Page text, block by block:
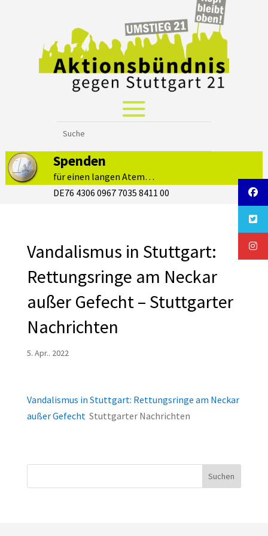
Spenden
für einen langen Atem…
DE76 4306 0967 7035 8411 00
Vandalismus in Stuttgart:
Rettungsringe am Neckar
außer Gefecht – Stuttgarter
Nachrichten
5. Apr.. 2022
Vandalismus in Stuttgart: Rettungsringe am Neckar
außer Gefecht Stuttgarter Nachrichten
Suchen